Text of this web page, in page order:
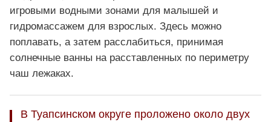
игровыми водными зонами для малышей и
гидромассажем для взрослых. Здесь можно
поплавать, а затем расслабиться, принимая
солнечные ванны на расставленных по периметру
чаш лежаках.
В Туапсинском округе проложено около двух